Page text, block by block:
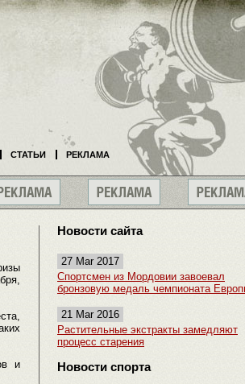
и
Новости сайта
27 Mar 2017
Спортсмен из Мордовии завоевал
бронзовую медаль чемпионата
21 Mar 2016
Растительные экстракты замедляют
процесс старения
Новости спорта
СТАТЬИ РЕКЛАМА